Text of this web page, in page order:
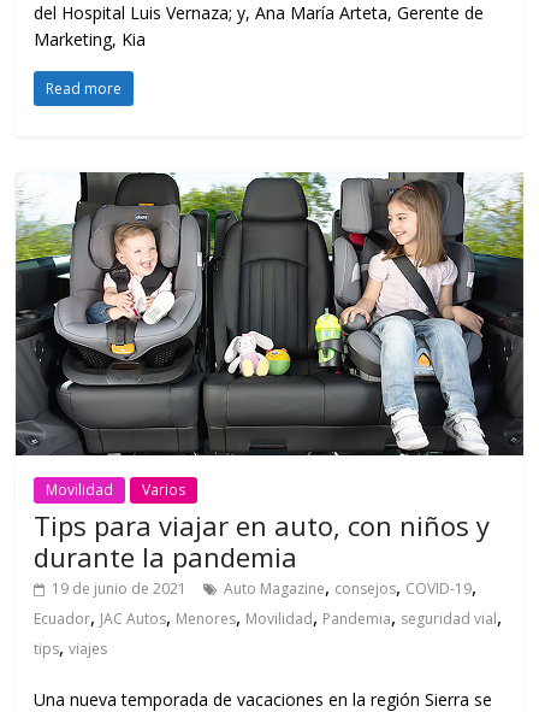
del Hospital Luis Vernaza; y, Ana María Arteta, Gerente de
Marketing, Kia
Read more
Movilidad Varios
Tips para viajar en auto, con niños y
durante la pandemia
19 de junio de 2021 Auto Magazine, consejos, COVID-19,
Ecuador, JAC Autos, Menores, Movilidad, Pandemia, seguridad vial,
tips,viajes
Una nueva temporada de vacaciones en la región Sierra se